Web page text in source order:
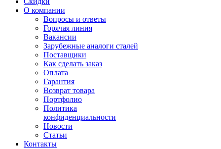
О компании
Вопросы и ответы
Горячая линия
Вакансии
Зарубежные аналоги сталей
Поставщики
Как сделать заказ
Оплата
Гарантия
Возврат товара
Портфолио
Политика
конфиденциальности
Новости
Статьи
Контакты